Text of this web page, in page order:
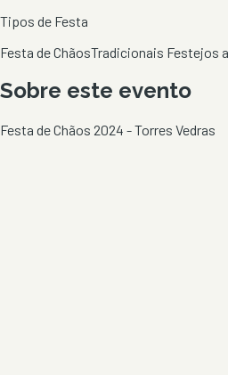
Tipos de Festa
Festa de ChãosTradicionais Festejos
Sobre este evento
Festa de Chãos 2024 - Torres Vedras